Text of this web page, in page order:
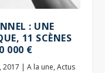
: UNE
11 SCÈNES
000 €
2017 |A la une,Actus